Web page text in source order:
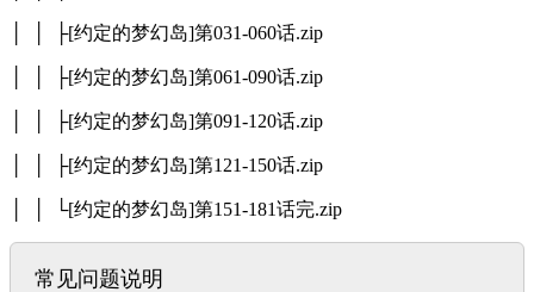
│ │ ├[约定的梦幻岛]第031-060话.zip
│ │ ├[约定的梦幻岛]第061-090话.zip
│ │ ├[约定的梦幻岛]第091-120话.zip
│ │ ├[约定的梦幻岛]第121-150话.zip
│ │ └[约定的梦幻岛]第151-181话完.zip
常见问题说明